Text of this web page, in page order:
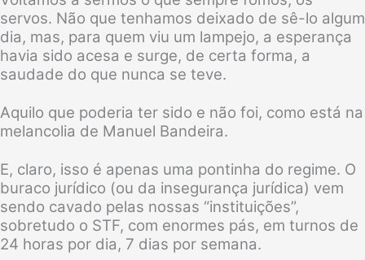
servos. Não que tenhamos deixado de sê-lo algum
dia, mas, para quem viu um lampejo, a esperança
havia sido acesa e surge, de certa forma, a
saudade do que nunca se teve.
Aquilo que poderia ter sido e não foi, como está na
melancolia de Manuel Bandeira.
E, claro, isso é apenas uma pontinha do regime. O
buraco jurídico (ou da insegurança jurídica) vem
sendo cavado pelas nossas “instituições”,
sobretudo o STF, com enormes pás, em turnos de
24 horas por dia, 7 dias por semana.